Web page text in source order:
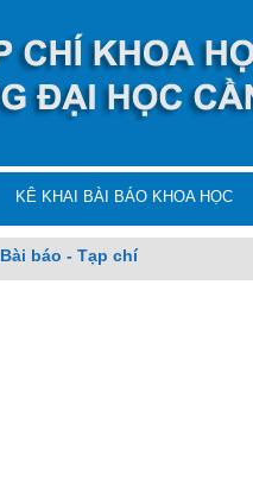
KÊ KHAI BÀI BÁO KHOA HỌC
Bài báo - Tạp chí